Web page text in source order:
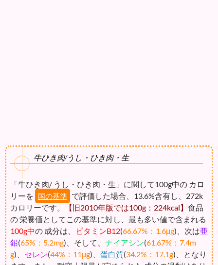
牛ひき肉/うし・ひき肉・生
「牛ひき肉/ うし・ひき肉・生」に関して100g中の カロ
リーを
国の基準 で評価した場合、13.6%含有し、272k
カロリーです。
【旧2010年版では100g：224kcal】 食品
の 栄養価としてこの基準に対し、最も多い値で含まれる
100g中の 成分は、 ビタミンB12(66.67%：1.6μg)、次は亜
鉛(65%：5.2mg)、そして、 ナイアシン(61.67%：7.4m
g)、 セレン(44%：11μg)、 蛋白質(34.2%：17.1g)、となり